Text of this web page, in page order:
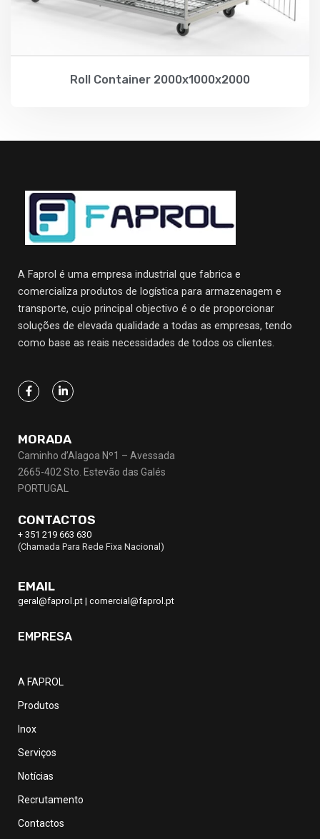
Roll Container 2000x1000x2000
A Faprol é uma empresa industrial que fabrica e
comercializa produtos de logística para armazenagem e
transporte, cujo principal objectivo é o de proporcionar
soluções de elevada qualidade a todas as empresas, tendo
como base as reais necessidades de todos os clientes.
MORADA
Caminho d’Alagoa Nº1 – Avessada
2665-402 Sto. Estevão das Galés
PORTUGAL
CONTACTOS
+ 351 219 663 630
(Chamada Para Rede Fixa Nacional)
EMAIL
geral@faprol.pt | comercial@faprol.pt
EMPRESA
A FAPROL
Produtos
Inox
Serviços
Notícias
Recrutamento
Contactos